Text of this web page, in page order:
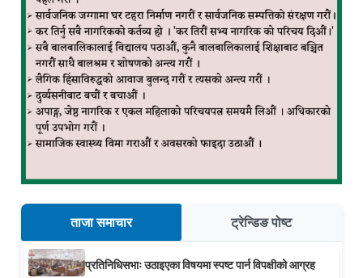
ताजा समाचार ट्रेन्डिङ पोष्ट
प्रतिनिधिसभाः उठाइएका विषयमा स्पष्ट पार्न विपक्षीको आग्रह